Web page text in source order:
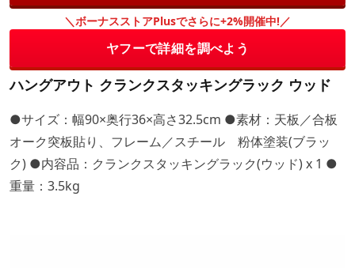
＼ボーナスストアPlusでさらに+2%開催中!／
ヤフーで詳細を調べよう
ハングアウト クランクスタッキングラック ウッド
●サイズ：幅90×奥行36×高さ32.5cm ●素材：天板／合板
オーク突板貼り、フレーム／スチール 粉体塗装(ブラッ
ク) ●内容品：クランクスタッキングラック(ウッド) x 1 ●
重量：3.5kg